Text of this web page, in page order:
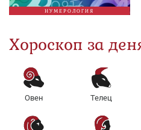
НУМЕРОЛОГИЯ
Хороскоп за
Овен Телец